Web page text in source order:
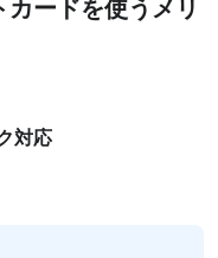
ードを使うメリ
対応